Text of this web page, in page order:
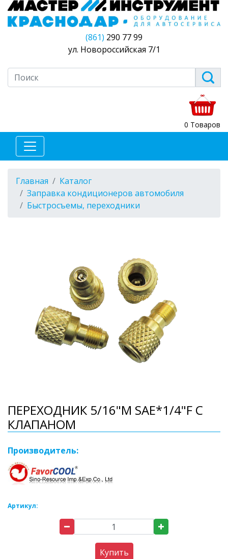
(861) 290 77 99
ул. Новороссийская 7/1
0 Товаров
Главная
Каталог
Заправка кондиционеров автомобиля
Быстросъемы, переходники
ПЕРЕХОДНИК 5/16"M SAE*1/4"F С
КЛАПАНОМ
Производитель:
Артикул:
Купить